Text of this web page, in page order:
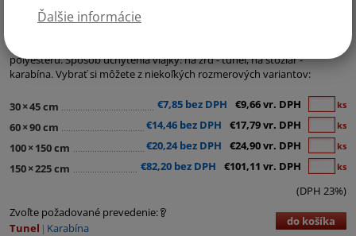
Ďalšie informácie
Tri vodorovné pruhy v panslovanských farbách a štátny znak tvoria
polyesteru. Spôsob uchytenia vlajky: na žrď - tunel, na stožiar -
karabína. Vybrať si môžete z niekoľkých rozmerových variantov:
30×45 cm €7,85 bez DPH €9,66 vr. DPH ks
60×90 cm €14,46 bez DPH €17,79 vr. DPH ks
100× 150 cm €20,24 bez DPH €24,90 vr. DPH ks
150×225 cm €82,20 bez DPH €101,11 vr. DPH ks
(DPH 23%)
Zvoľte požadované prevedenie:
Tunel
Karabína do košíka